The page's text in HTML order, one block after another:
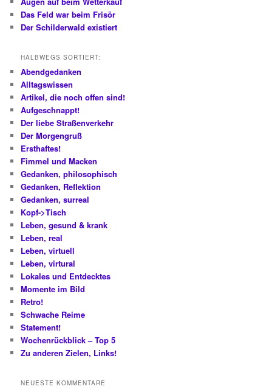
Das Feld war beim Frisör
Der Schilderwald existiert
HALBWEGS SORTIERT:
Abendgedanken
Alltagswissen
Artikel, die noch offen sind!
Aufgeschnappt!
Der liebe Straßenverkehr
Der Morgengruß
Ersthaftes!
Fimmel und Macken
Gedanken, philosophisch
Gedanken, Reflektion
Gedanken, surreal
Kopf->Tisch
Leben, gesund & krank
Leben, real
Leben, virtuell
Leben, virtural
Lokales und Entdecktes
Momente im Bild
Retro!
Schwache Reime
Statement!
Wochenrückblick – Top 5
Zu anderen Zielen, Links!
NEUESTE KOMMENTARE